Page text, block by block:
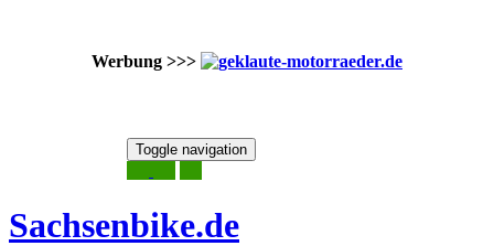
Werbung >>>
Toggle navigation
Sachsenbike.de